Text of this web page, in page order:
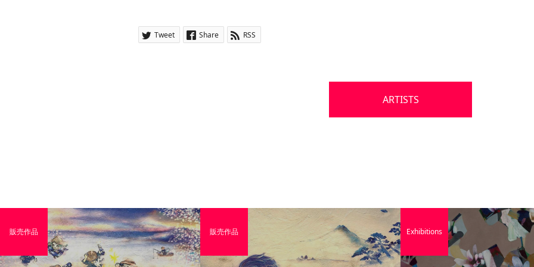
Tweet Share RSS
ARTISTS
販売作品 販売作品 Exhibitions